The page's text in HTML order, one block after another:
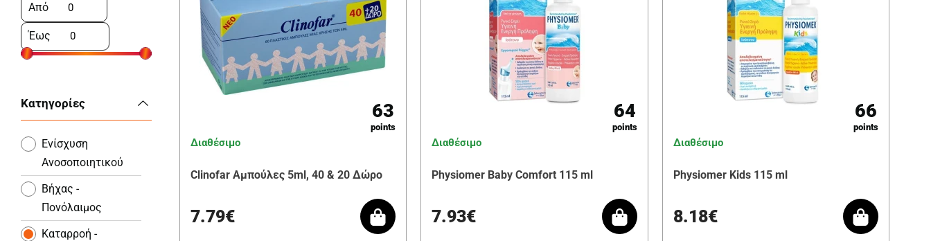
Από
Έως
Κατηγορίες
Ενίσχυση
Ανοσοποιητικού
Βήχας -
Πονόλαιμος
Καταρροή -
63
points
Διαθέσιμο
Clinofar Aμπούλες 5ml, 40 & 20 Δώρο
7.79€
64
points
Διαθέσιμο
Physiomer Baby Comfort 115 ml
7.93€
66
points
Διαθέσιμο
Physiomer Kids 115 ml
8.18€